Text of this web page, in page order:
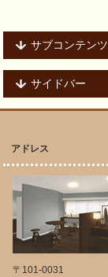
サブコンテンツ
サイドバー
アドレス
〒101-0031